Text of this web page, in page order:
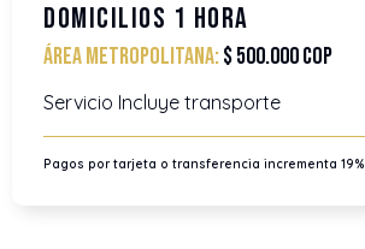
Domicilios 1 Hora
Área metropolitana:$ 500.000 COP
Servicio Incluye transporte
Pagos por tarjeta o transferencia incrementa 19%